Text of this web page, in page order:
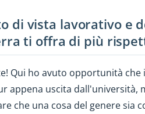
di vista lavorativo e
ti offra di più
Qui ho avuto opportunità
appena uscita
che una cosa del genere